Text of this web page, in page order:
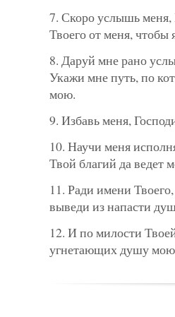
7. Скоро услышь меня,
Твоего от меня,
8. Даруй мне рано
Укажи мне путь, по
мою.
9. Избавь меня,
10. Научи меня
Твой благий да ведет
11. Ради имени
выведи из напасти
12. И по милости
угнетающих душу